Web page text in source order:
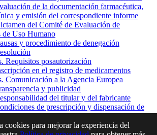
de la documentación farmacéutica,
y emisión del correspondiente informe
del Comité de Evaluación de
de Uso Humano
y procedimiento de denegación
Requisitos posautorización
en el registro de medicamentos
Comunicación a la Agencia Europea
y publicidad
del titular y del fabricante
de prescripción y dispensación de
objeto de publicidad destinada al
cookies para mejorar la experiencia del